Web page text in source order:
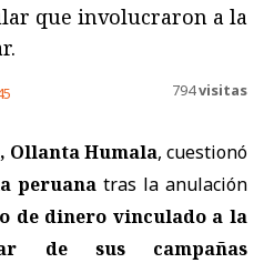
que involucraron a la
794visitas
Ollanta Humala, cuestionó
peruana tras la anulación
de dinero vinculado a la
de sus campañas